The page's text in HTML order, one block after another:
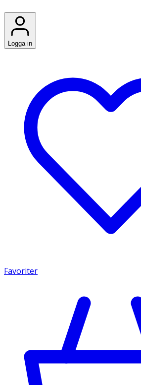
Logga in
Favoriter